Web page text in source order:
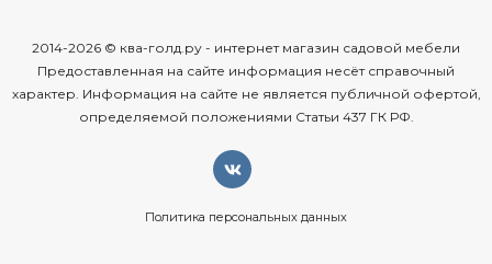
2014-2026 © ква-голд.ру - интернет магазин садовой мебели
Предоставленная на сайте информация несёт справочный
характер. Информация на сайте не является публичной офертой,
определяемой положениями Статьи 437 ГК РФ.
Политика персональных данных